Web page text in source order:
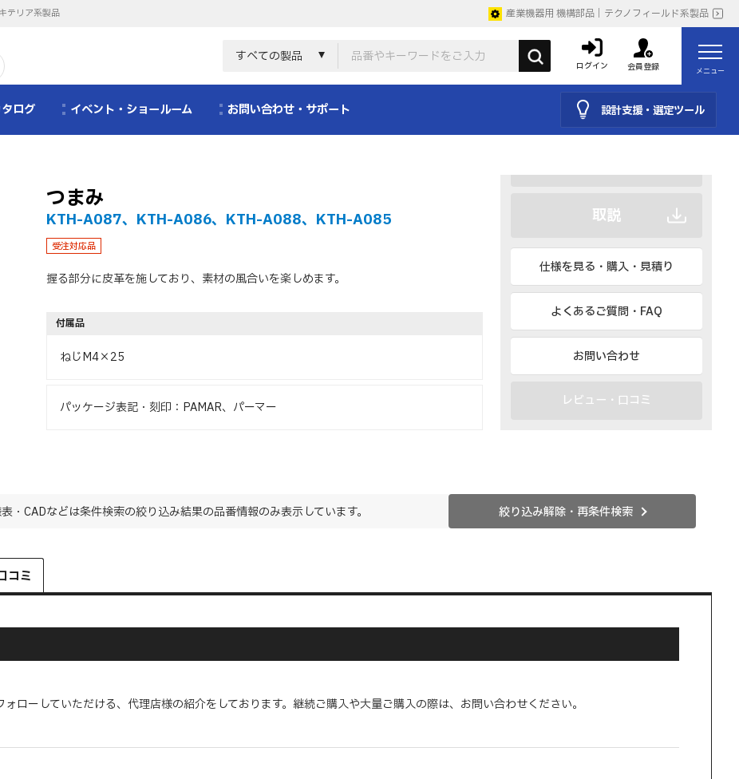
テリア系製品 産業機器用 機構部品｜テクノフィールド系製品
すべての製品
ログイン 会員登録 メニュー
ログ イベント・ショールーム お問い合わせ・サポート 設計支援・選定ツール
つまみ
KTH-A087、KTH-A086、KTH-A088、KTH-A085
受注対応品
握る部分に皮革を施しており、素材の風合いを楽しめます。
付属品
ねじM4×25
パッケージ表記・刻印：PAMAR、パーマー
CAD
BIM、IESなど
取説
仕様を見る・購入・見積り
よくあるご質問・FAQ
お問い合わせ
レビュー・口コミ
・CADなどは条件検索の絞り込み結果の品番情報のみ表示しています。 絞り込み解除・再条件検索
コミ
ローしていただける、代理店様の紹介をしております。継続ご購入や大量ご購入の際は、お問い合わせください。